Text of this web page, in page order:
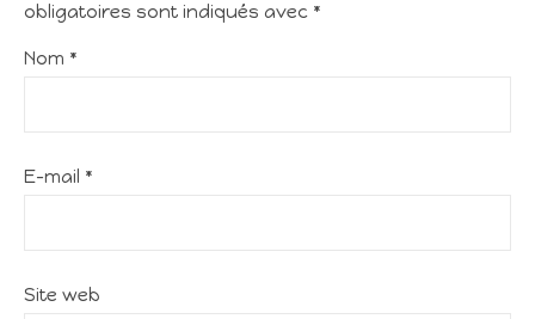
obligatoires sont indiqués avec *
Nom *
E-mail *
Site web